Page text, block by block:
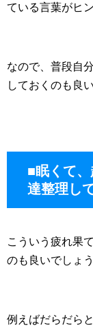
ている言葉がヒ
なので、普段自
しておくのも良
■眠くて
達整理し
こういう疲れ果
のも良いでしょう
例えばだらだら